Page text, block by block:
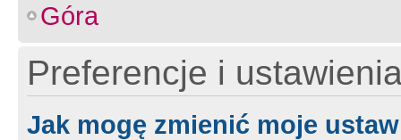
Góra
Preferencje i
Jak mogę zmienić moje